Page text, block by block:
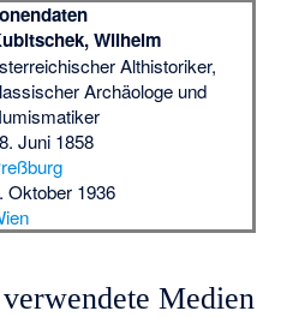
Wilhelm
Althistoriker,
Archäologe und
Juni 1858
Oktober 1936
Medien